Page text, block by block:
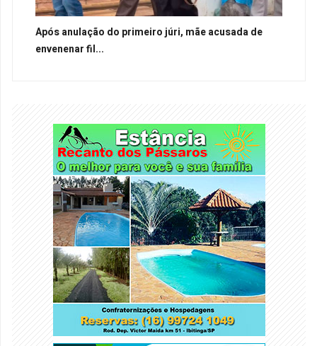
Após anulação do primeiro júri, mãe acusada de
envenenar fil...